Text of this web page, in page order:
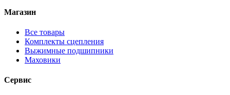
Магазин
Все товары
Комплекты сцепления
Выжимные подшипники
Маховики
Сервис